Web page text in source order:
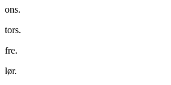
ons.
tors.
fre.
lør.